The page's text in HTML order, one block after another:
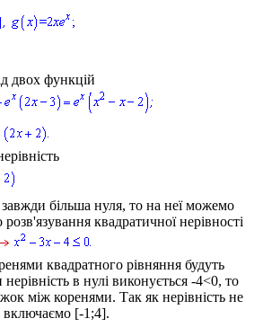
двох функцій
більша нуля, то на неї можемо
квадратичної нерівності
квадратного рівняння будуть
в нулі виконується -4<0, то
між коренями. Так як нерівність не
включаємо [-1;4].